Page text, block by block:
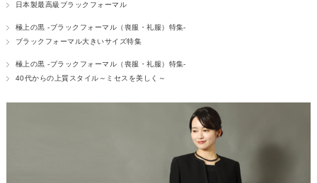
日本製最高級ブラックフォーマル
極上の黒 -ブラックフォーマル（喪服・礼服）特集-
ブラックフォーマル大きいサイズ特集
極上の黒 -ブラックフォーマル（喪服・礼服）特集-
40代からの上質スタイル～ミセスを美しく～